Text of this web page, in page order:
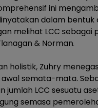
ini
dalam
melihat LCC
& Norman.
holistik, Zuhry
semata-mata.
LCC sesuatu
semasa